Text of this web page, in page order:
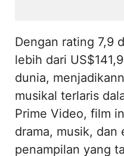
Dengan rating 7,9
lebih dari
dunia,
musikal terlaris
Prime Video, film
drama, musik, dan
penampilan yang